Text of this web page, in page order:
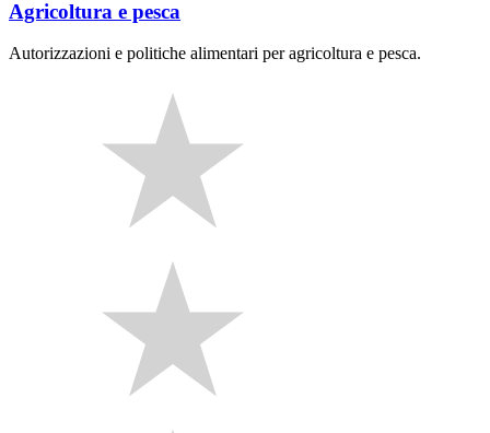
Agricoltura e pesca
Autorizzazioni e politiche alimentari per agricoltura e pesca.